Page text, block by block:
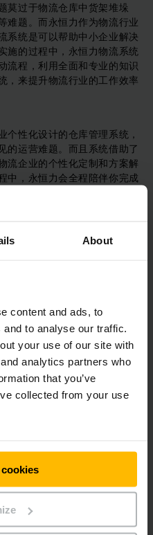
About
content and ads, to
to analyse our traffic.
your use of our site with
analytics partners who
that you’ve
collected from your use
莫过于物流仓库中货架堆垛
难题。而永恒力作为物流行业
系统是可以帮助中小企业解决
施的过程中，永恒力物流系统
流程，利用全面和专业的知识
，来提升物流行业的工作效率
个性化设计的仓库管理系统，
的运营难题。而且系统借助了
流企业的个性化定制和方案解
中，永恒力会全程陪伴你完成
、调试再到仓库扩展和服务
器、软件和各个仓储环境之间
小型企业而言，介入这款系
个系统的介入，对人力成本
而言，可起到开源节流的效
，物流企业的效率和生产力问
多中小型企业解决了仓储和货
也会全程跟进整个项目，致力
划，来助理企业提升工作效
行业中获得竞争力。